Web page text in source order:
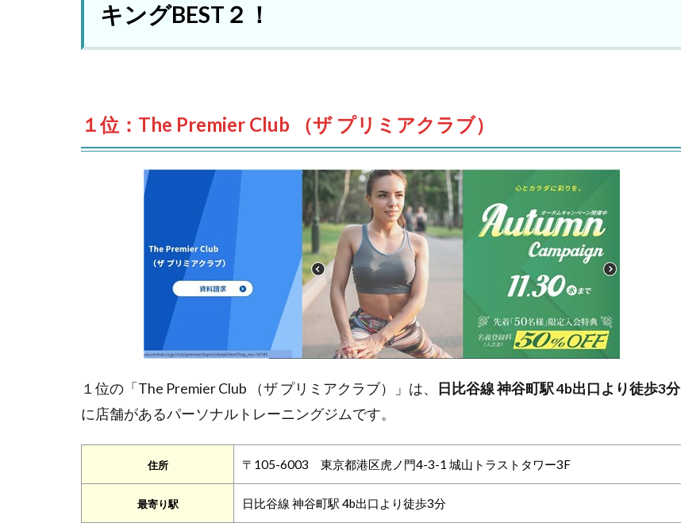
キングBEST２！
１位：The Premier Club （ザ プリミアクラブ）
１位の「The Premier Club （ザ プリミアクラブ）」は、
日比谷線 神谷町駅 4b出口より徒歩3分
に店舗があるパーソナルトレーニングジムです。
住所 〒105-6003 東京都港区虎ノ門4-3-1 城山トラストタワー3F
最寄り駅 日比谷線 神谷町駅 4b出口より徒歩3分